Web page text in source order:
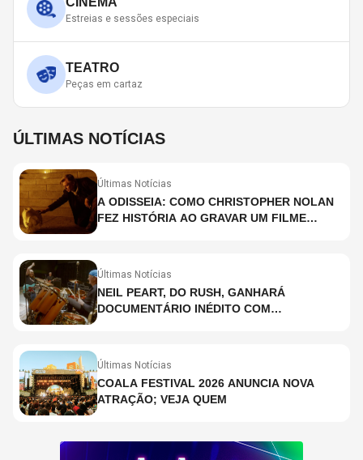
Estreias e sessões especiais
TEATRO
Peças em cartaz
ÚLTIMAS NOTÍCIAS
Últimas Notícias
A ODISSEIA: COMO CHRISTOPHER NOLAN
FEZ HISTÓRIA AO GRAVAR UM FILME
Últimas Notícias
NEIL PEART, DO RUSH, GANHARÁ
DOCUMENTÁRIO INÉDITO COM
Últimas Notícias
COALA FESTIVAL 2026 ANUNCIA NOVA
ATRAÇÃO; VEJA QUEM